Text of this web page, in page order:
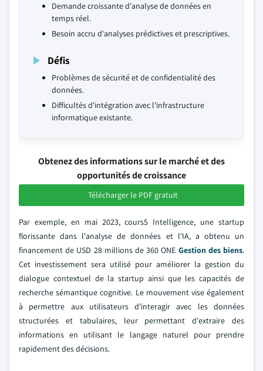
Demande croissante d'analyse de données en
temps réel.
Besoin accru d'analyses prédictives et prescriptives.
Défis
Problèmes de sécurité et de confidentialité des
données.
Difficultés d'intégration avec l'infrastructure
informatique existante.
Obtenez des informations sur le marché et des
opportunités de croissance
Télécharger le PDF gratuit
Par exemple, en mai 2023, cours5 Intelligence, une startup
florissante dans l'analyse de données et l'IA, a obtenu un
financement de USD 28 millions de 360 ONE Gestion des biens.
Cet investissement sera utilisé pour améliorer la gestion du
dialogue contextuel de la startup ainsi que les capacités de
recherche sémantique cognitive. Le mouvement vise également
à permettre aux utilisateurs d'interagir avec les données
structurées et tabulaires, leur permettant d'extraire des
informations en utilisant le langage naturel pour prendre
rapidement des décisions.